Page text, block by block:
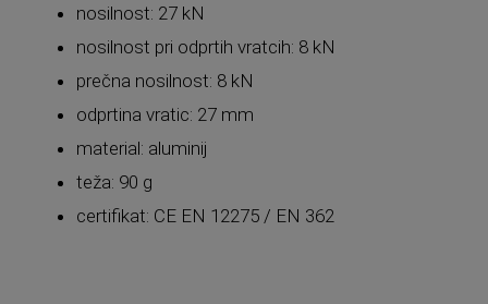
nosilnost: 27 kN
nosilnost pri odprtih vratcih: 8 kN
prečna nosilnost: 8 kN
odprtina vratic: 27 mm
material: aluminij
teža: 90 g
certifikat: CE EN 12275 / EN 362